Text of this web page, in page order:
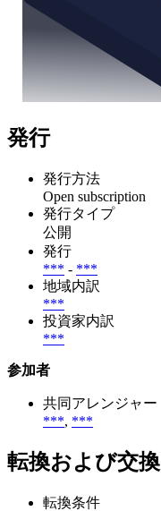
発行
発行方法
Open subscription
発行タイプ
公開
発行
*** - ***
地域内訳
***
投資家内訳
***
参加者
共同アレンジャー
***, ***
転換および交換
転換条件